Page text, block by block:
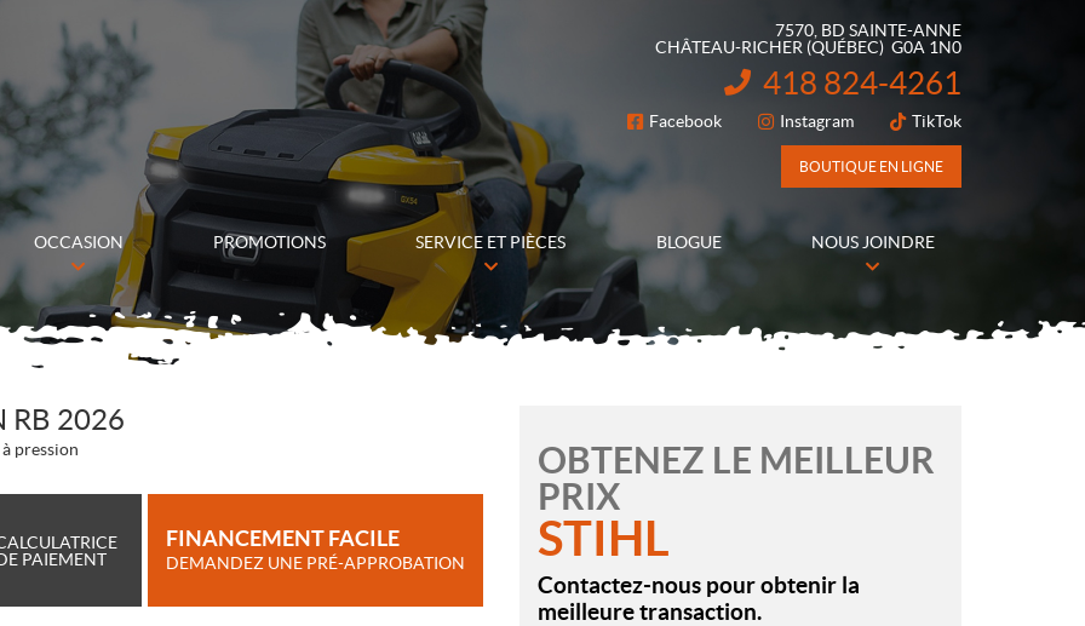
7570, BD SAINTE-ANNE
CHÂTEAU-RICHER (QUÉBEC) G0A 1N0
INFORMATION :
418 824-4261
SUIVEZ-NOUS
Facebook Instagram TikTok
BOUTIQUE EN LIGNE
OCCASION PROMOTIONS SERVICE ET PIÈCES BLOGUE NOUS JOINDRE
RB 2026
pression
PAIEMENT
FINANCEMENT FACILE
DEMANDEZ UNE PRÉ-APPROBATION
OBTENEZ LE MEILLEUR
PRIX
STIHL
Contactez-nous pour obtenir la
meilleure transaction.